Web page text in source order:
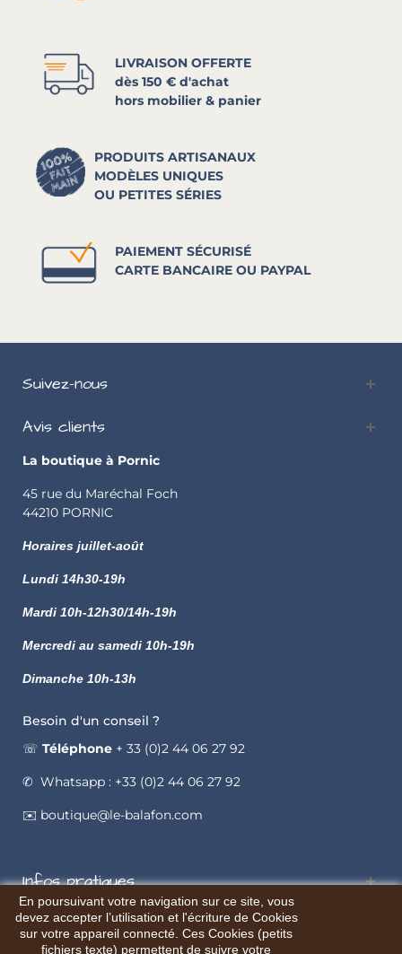
LIVRAISON OFFERTE
dès 150 € d'achat
hors mobilier & panier
PRODUITS ARTISANAUX
MODÈLES UNIQUES
OU PETITES SÉRIES
PAIEMENT SÉCURISÉ
CARTE BANCAIRE OU PAYPAL
En poursuivant votre navigation sur ce site, vous
devez accepter l’utilisation et l'écriture de Cookies
sur votre appareil connecté. Ces Cookies (petits
fichiers texte) permettent de suivre votre
Suivez-nous
Avis clients
La boutique à Pornic
45 rue du Maréchal Foch
44210 PORNIC
Horaires juillet-août
Lundi 14h30-19h
Mardi 10h-12h30/14h-19h
Mercredi au samedi 10h-19h
Dimanche 10h-13h
Besoin d'un conseil ?
☏ Téléphone + 33 (0)2 44 06 27 92
✆ Whatsapp : +33 (0)2 44 06 27 92
✉️ boutique@le-balafon.com
Infos pratiques